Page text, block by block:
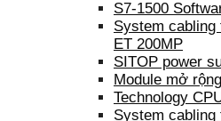
S7-1500
System cabling
ET 200MP
SITOP power
Module mở
Technology
System cabling